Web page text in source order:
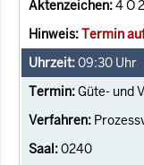
4 O
Termin
09:30 Uhr
Güte- und
0240